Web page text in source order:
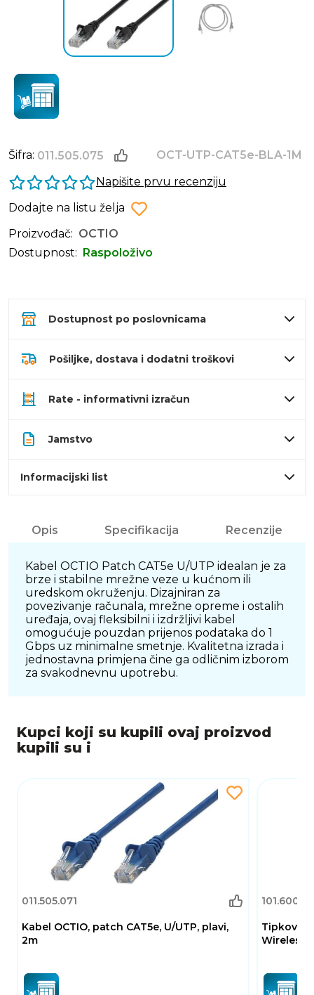
Šifra: 011.505.075
OCT-UTP-CAT5e-BLA-1M
Napišite prvu recenziju
Dodajte na listu želja
Proizvođač: OCTIO
Dostupnost:
Raspoloživo
Dostupnost po poslovnicama
Pošiljke, dostava i dodatni troškovi
Rate - informativni izračun
Jamstvo
Informacijski list
Opis Specifikacija Recenzije
Kabel OCTIO Patch CAT5e U/UTP idealan je za
brze i stabilne mrežne veze u kućnom ili
uredskom okruženju. Dizajniran za
povezivanje računala, mrežne opreme i ostalih
uređaja, ovaj fleksibilni i izdržljivi kabel
omogućuje pouzdan prijenos podataka do 1
Gbps uz minimalne smetnje. Kvalitetna izrada i
jednostavna primjena čine ga odličnim izborom
za svakodnevnu upotrebu.
Kupci koji su kupili ovaj proizvod
kupili su i
011.505.071
Kabel OCTIO, patch CAT5e, U/UTP, plavi,
2m
Wireless